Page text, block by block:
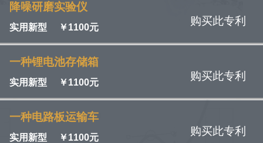
降噪研磨实验仪
实用新型 ￥1100元
购买此专利
一种锂电池存储箱
实用新型 ￥1100元
购买此专利
一种电路板运输车
实用新型 ￥1100元
购买此专利